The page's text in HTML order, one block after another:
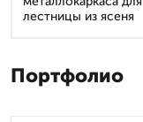
лестницы из ясеня
Портфолио